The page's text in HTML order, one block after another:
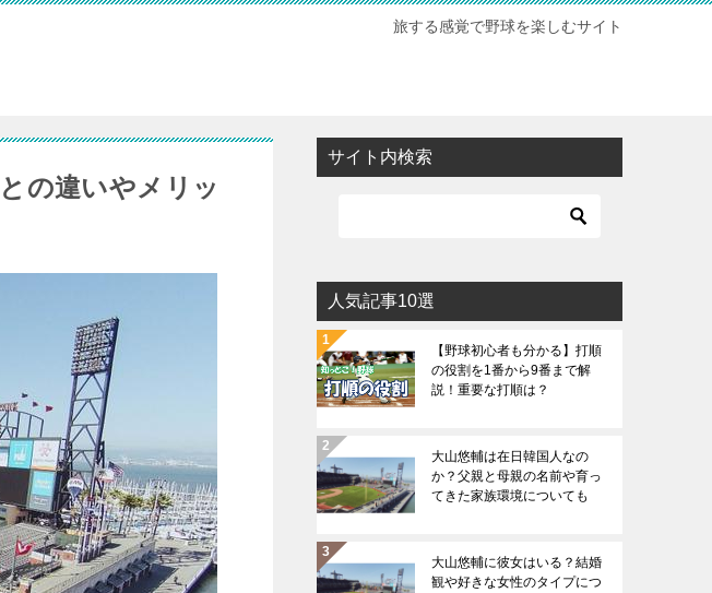
旅する感覚で野球を楽しむサイト
の違いやメリッ
サイト内検索
人気記事10選
【野球初心者も分かる】打順
の役割を1番から9番まで解
説！重要な打順は？
大山悠輔は在日韓国人なの
か？父親と母親の名前や育っ
てきた家族環境についても
大山悠輔に彼女はいる？結婚
観や好きな女性のタイプにつ